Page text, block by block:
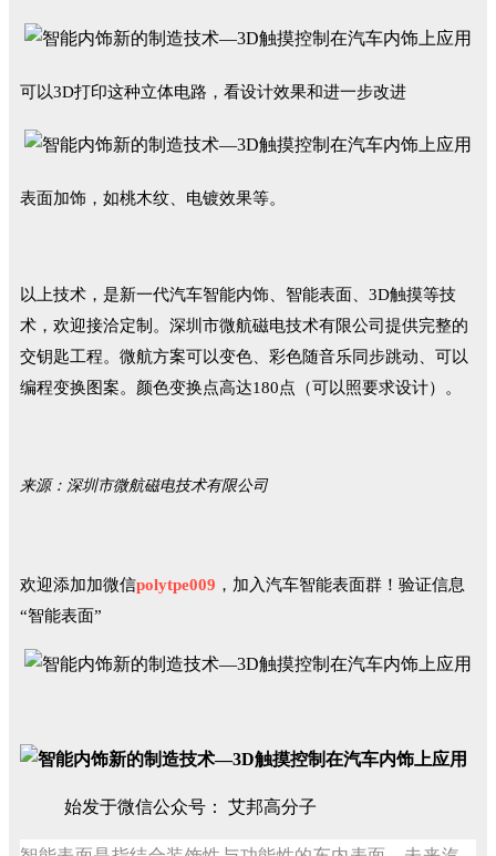
可以3D打印这种立体电路，看设计效果和进一步改进
表面加饰，如桃木纹、电镀效果等。
以上技术，是新一代汽车智能内饰、智能表面、3D触摸等技
术，欢迎接洽定制。深圳市微航磁电技术有限公司提供完整的
交钥匙工程。微航方案可以变色、彩色随音乐同步跳动、可以
编程变换图案。颜色变换点高达180点（可以照要求设计）。
来源：深圳市微航磁电技术有限公司
欢迎添加加微信polytpe009 ， 加入汽车智能表面群！验证信息
“智能表面”
始发于微信公众号： 艾邦高分子